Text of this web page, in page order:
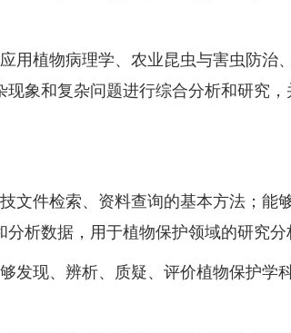
用植物病理学、农业昆虫与害虫防治
象和复杂问题进行综合分析和研究
文件检索、资料查询的基本方法；能
析数据，用于植物保护领域的研究分
发现、辨析、质疑、评价植物保护学